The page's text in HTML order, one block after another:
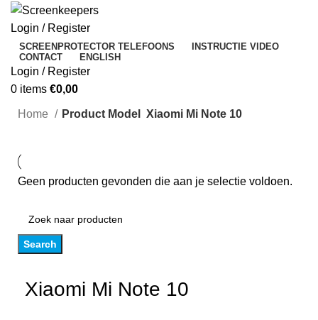
Login / Register
SCREENPROTECTOR TELEFOONS
INSTRUCTIE VIDEO
CONTACT
ENGLISH
Login / Register
0 items €0,00
Home Product Model Xiaomi Mi Note 10
Geen producten gevonden die aan je selectie voldoen.
Search
Xiaomi Mi Note 10